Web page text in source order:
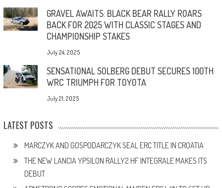
GRAVEL AWAITS: BLACK BEAR RALLY ROARS
BACK FOR 2025 WITH CLASSIC STAGES AND
CHAMPIONSHIP STAKES
July 24, 2025
SENSATIONAL SOLBERG DEBUT SECURES 100TH
WRC TRIUMPH FOR TOYOTA
July 21, 2025
LATEST POSTS
MARCZYK AND GOSPODARCZYK SEAL ERC TITLE IN CROATIA
THE NEW LANCIA YPSILON RALLY2 HF INTEGRALE MAKES ITS
DEBUT